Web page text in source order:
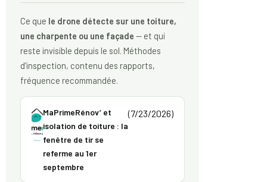
Ce que le drone détecte sur une toiture,
une charpente ou une façade — et qui
reste invisible depuis le sol. Méthodes
d’inspection, contenu des rapports,
fréquence recommandée.
MaPrimeRénov’ et
isolation de toiture : la
fenêtre de tir se
referme au 1er
septembre
(7/23/2026)